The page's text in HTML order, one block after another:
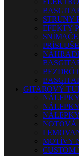
STRUNY
EFEKTY
GITAROVÝ
NOTOVÁ
MOTÍVY
CUSTOM